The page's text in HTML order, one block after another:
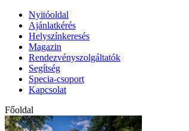
Nyitóoldal
Ajánlatkérés
Helyszínkeresés
Magazin
Rendezvényszolgáltatók
Segítség
Specia-csoport
Kapcsolat
Főoldal